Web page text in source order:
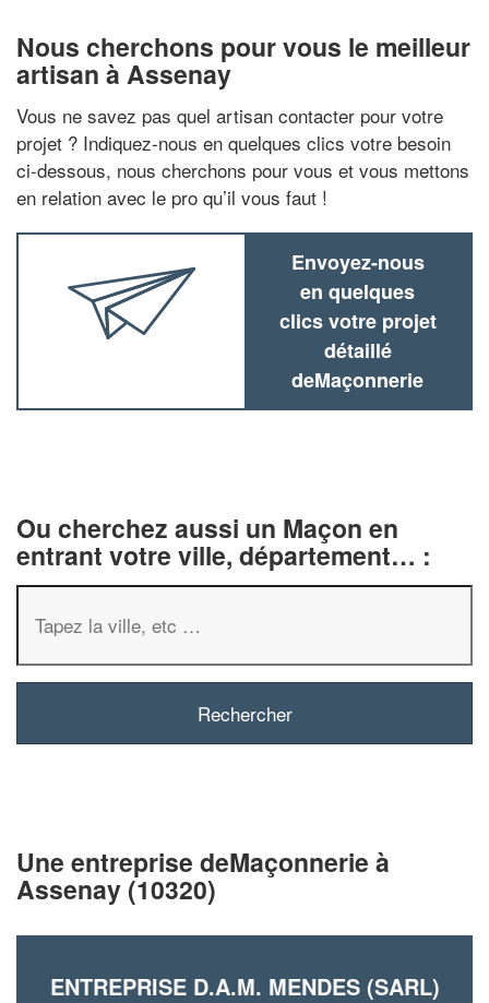
Nous cherchons pour vous le meilleur
artisan à Assenay
Vous ne savez pas quel artisan contacter pour votre
projet ? Indiquez-nous en quelques clics votre besoin
ci-dessous, nous cherchons pour vous et vous mettons
en relation avec le pro qu’il vous faut !
Envoyez-nous
en quelques
clics votre projet
détaillé
deMaçonnerie
Ou cherchez aussi un Maçon en
entrant votre ville, département… :
Une entreprise deMaçonnerie à
Assenay (10320)
ENTREPRISE D.A.M. MENDES (SARL)
Vous êtes un
professionnel ?
nouveaux clients!